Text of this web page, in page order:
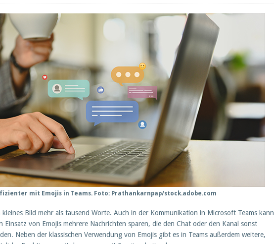
mit Emojis in Teams. Foto: Prathankarnpap/stock.adobe.com
kleines Bild mehr als tausend Worte. Auch in der Kommunikation in Microsoft Teams kann
Einsatz von Emojis mehrere Nachrichten sparen, die den Chat oder den Kanal sonst
Neben der klassischen Verwendung von Emojis gibt es in Teams außerdem weitere,